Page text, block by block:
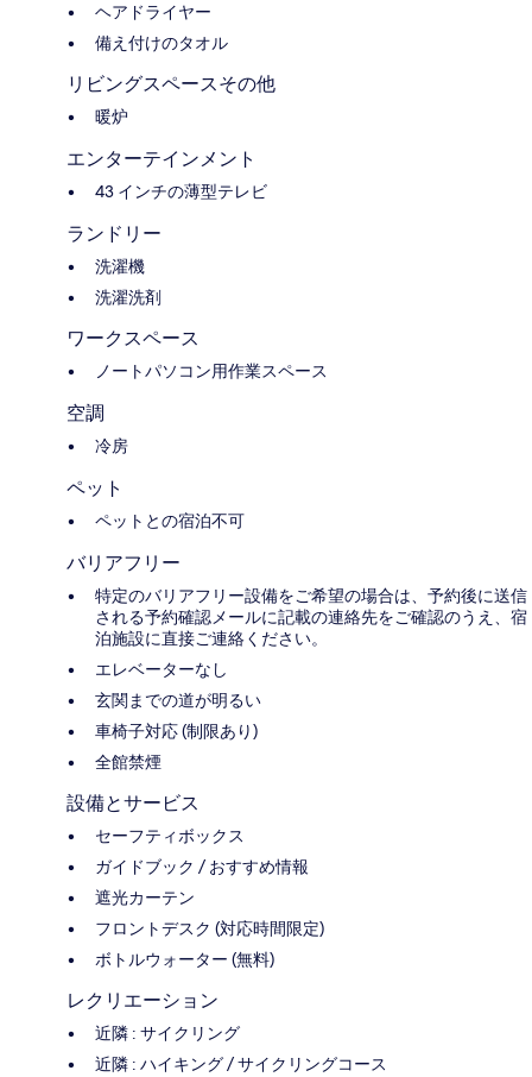
ヘアドライヤー
備え付けのタオル
リビングスペースその他
暖炉
エンターテインメント
43 インチの薄型テレビ
ランドリー
洗濯機
洗濯洗剤
ワークスペース
ノートパソコン用作業スペース
空調
冷房
ペット
ペットとの宿泊不可
バリアフリー
特定のバリアフリー設備をご希望の場合は、予約後に送信
される予約確認メールに記載の連絡先をご確認のうえ、宿
泊施設に直接ご連絡ください。
エレベーターなし
玄関までの道が明るい
車椅子対応 (制限あり)
全館禁煙
設備とサービス
セーフティボックス
ガイドブック / おすすめ情報
遮光カーテン
フロントデスク (対応時間限定)
ボトルウォーター (無料)
レクリエーション
近隣 : サイクリング
近隣 : ハイキング / サイクリングコース